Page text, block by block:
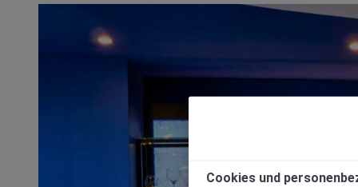
Cookies und